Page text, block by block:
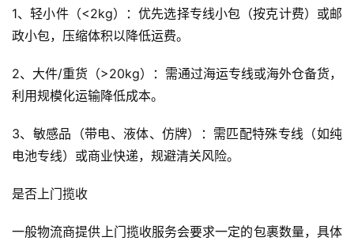
1、轻小件（<2kg）：优先选择专线小包（按克计费）或邮
政小包，压缩体积以降低运费。
2、大件/重货（>20kg）：需通过海运专线或海外仓备货，
利用规模化运输降低成本。
3、敏感品（带电、液体、仿牌）：需匹配特殊专线（如纯
电池专线）或商业快递，规避清关风险。
是否上门揽收
一般物流商提供上门揽收服务会要求一定的包裹数量，具体